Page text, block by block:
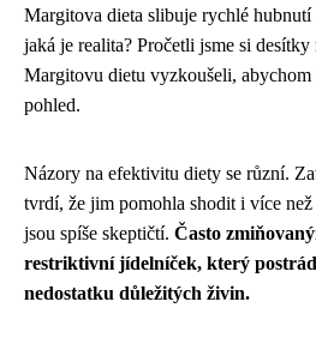
Margitova dieta slibuje rychlé
jaká je realita? Pročetli jsme si
Margitovu dietu vyzkoušeli,
pohled.
Názory na efektivitu diety se různí.
tvrdí, že jim pomohla shodit i více
jsou spíše skeptičtí. Často
restriktivní jídelníček, který
nedostatku důležitých živin.